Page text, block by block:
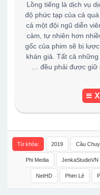
Lồng tiếng là dịch vụ
độ phức tạp của cả
cả một đội ngũ diễn
cảm, tự nhiên hơn
gốc của phim sẽ bị
khán giả. Tất cả
… đều phải được giữ
Từ khóa: 2019 Câu
Phi Media JenkaStudioVN
NetHD Phim Lẻ